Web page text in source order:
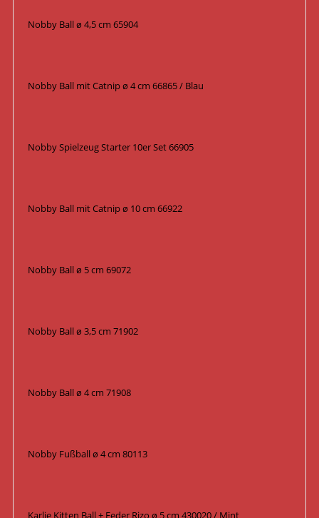
Nobby Ball ø 4,5 cm 65904
Nobby Ball mit Catnip ø 4 cm 66865 / Blau
Nobby Spielzeug Starter 10er Set 66905
Nobby Ball mit Catnip ø 10 cm 66922
Nobby Ball ø 5 cm 69072
Nobby Ball ø 3,5 cm 71902
Nobby Ball ø 4 cm 71908
Nobby Fußball ø 4 cm 80113
Karlie Kitten Ball + Feder Rizo ø 5 cm 430020 / Mint